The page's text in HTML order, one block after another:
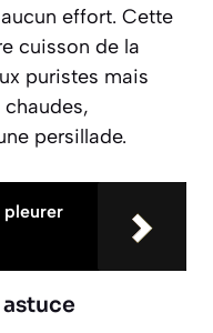
effort. Cette
cuisson de la
puristes mais
chaudes,
persillade.
pleurer